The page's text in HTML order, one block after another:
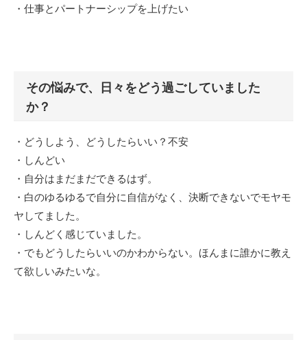
・仕事とパートナーシップを上げたい
その悩みで、日々をどう過ごしていました
か？
・どうしよう、どうしたらいい？不安
・しんどい
・自分はまだまだできるはず。
・白のゆるゆるで自分に自信がなく、決断できないでモヤモ
ヤしてました。
・しんどく感じていました。
・でもどうしたらいいのかわからない。ほんまに誰かに教え
て欲しいみたいな。